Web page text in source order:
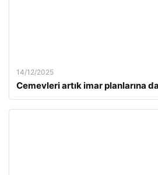
14/12/2025
Cemevleri artık imar planlarına